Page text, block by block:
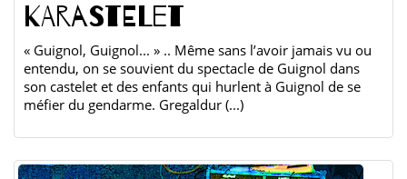
KARASTELET
« Guignol, Guignol... » .. Même sans l’avoir jamais vu ou
entendu, on se souvient du spectacle de Guignol dans
son castelet et des enfants qui hurlent à Guignol de se
méfier du gendarme. Gregaldur (...)